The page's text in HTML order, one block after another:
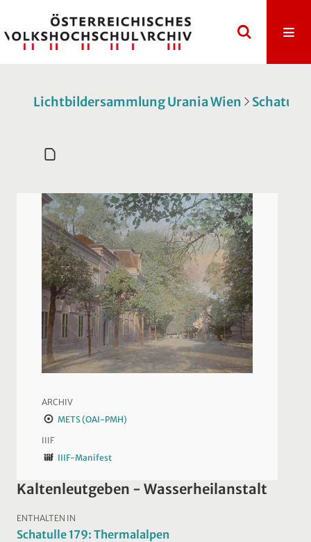
Lichtbildersammlung Urania Wien
ARCHIV
METS (OAI-PMH)
IIIF
IIIF-Manifest
Kaltenleutgeben - Wasserheilanstalt
ENTHALTEN IN
Schatulle 179: Thermalalpen